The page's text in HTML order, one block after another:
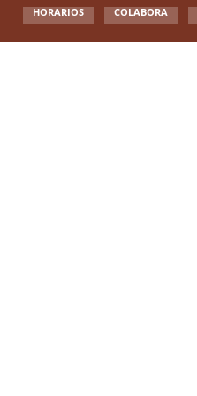
HORARIOS COLABORA